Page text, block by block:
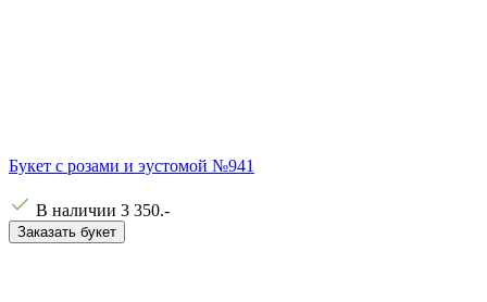
Букет с розами и эустомой №941
В наличии 3 350.-
Заказать букет